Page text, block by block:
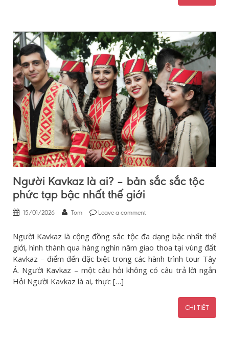
Người Kavkaz là ai? – bản sắc sắc tộc
phức tạp bậc nhất thế giới
15/01/2026 Tom Leave a comment
Người Kavkaz là cộng đồng sắc tộc đa dạng bậc nhất thế
giới, hình thành qua hàng nghìn năm giao thoa tại vùng đất
Kavkaz – điểm đến đặc biệt trong các hành trình tour Tây
Á. Người Kavkaz – một câu hỏi không có câu trả lời ngắn
Hỏi Người Kavkaz là ai, thực […]
CHI TIẾT